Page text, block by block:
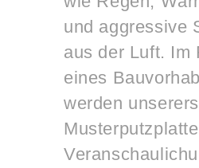
und aggressive
aus der Luft. Im
eines
werden